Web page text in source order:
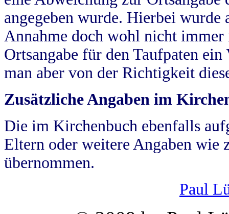
angegeben wurde. Hierbei wurde
Annahme doch wohl nicht
Ortsangabe für den Taufpaten
man aber von der Richtigkeit
Zusätzliche Angaben im
Die im Kirchenbuch ebenfalls
Eltern oder weitere Angaben wie
übernommen.
Paul